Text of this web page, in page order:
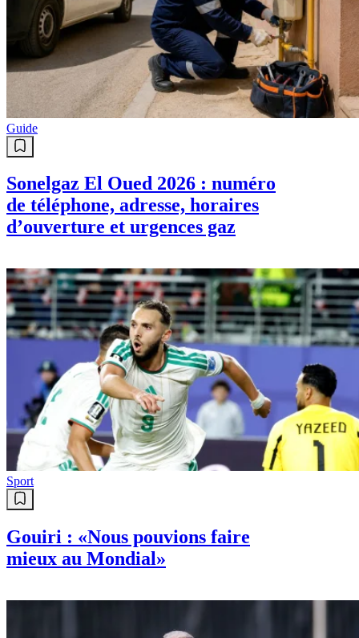
Guide
Sonelgaz El Oued 2026 : numéro
de téléphone, adresse, horaires
d’ouverture et urgences gaz
Sport
Gouiri : «Nous pouvions faire
mieux au Mondial»